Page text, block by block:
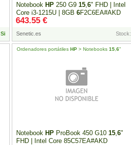
Si
Notebook HP250 G9 15,6" FHD | Intel
Core i3-1215U | 8GB 6F2C6EA#AKD
Senetic.es Stock:
643.55 €
Notebook HPProBook 450 G10 15,6"
FHD | Intel Core 85C57EA#AKD
Ordenadores portátiles HP> Notebooks 15, 6"